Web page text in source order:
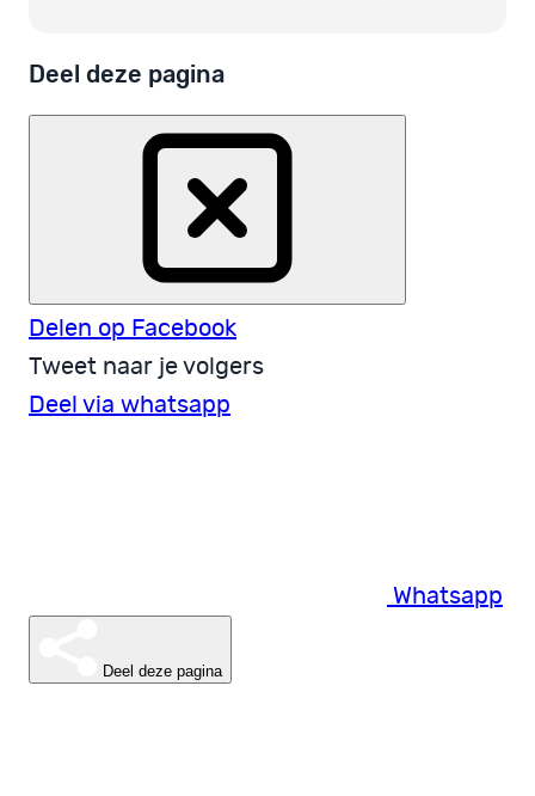
Deel deze pagina
Delen op Facebook
Tweet naar je volgers
Deel via whatsapp
Whatsapp
Deel deze pagina